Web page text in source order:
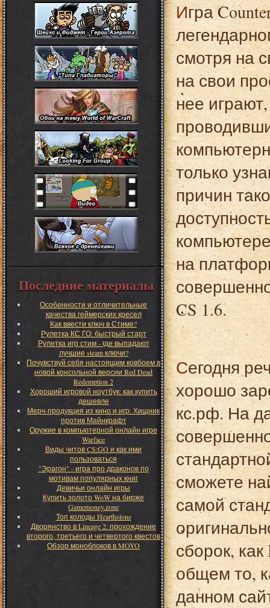
Игра Counter-Strike 1.6 по праву заслужила звание
смотря на
на свои
нее
только
причин
на
CS 1.6.
Сегодня речь пойдет о достаточно известном и
хорошо
кс.рф. На
сможете
самой
сборок, как
общем то,
данном
Последние материалы
Особенности и отличительные
качества геймерских кресел
Как ввести ключ в Стиме?
Рулетка КС ГО: быстрый старт
Рулетка игр стим - где выпадают
лучшие steam ключи?
Почувствуй себя настоящим ковбоем в
новой консольной версии Red Dead
Redemption 2
Хороший игровой ноутбук: как купить
дешевле
Мерч-продукция из кино и игр: Хищник
против Майнкрафт
Оружие в компьютерной онлайн игре
Warface
Виды читов CS:GO и как ими
пользоваться
"Эрагон" - игра про драконов по
мотивам популярных книг
Девичьи онлайн игры
Купить золото WoW на бирже
Gamemoney.zone
Топ колоды Hearthstone
Дворянство в Lineage 2: прохождение
второго, третьего и четвертого квестов
Обзор моноблоков в MOYO